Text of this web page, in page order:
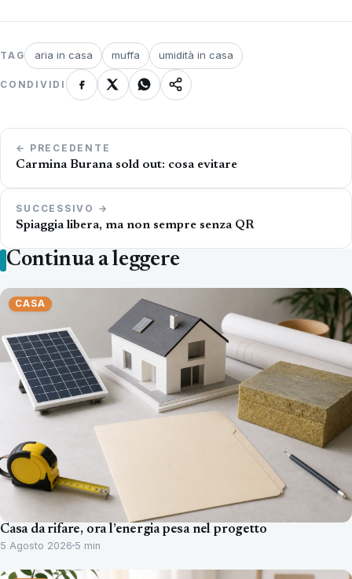
TAG aria in casa muffa umidità in casa
CONDIVIDI
Navigazione
articoli
← PRECEDENTE
Carmina Burana sold out: cosa evitare
SUCCESSIVO →
Spiaggia libera, ma non sempre senza QR
Continua a leggere
CASA
Casa da rifare, ora l’energia pesa nel progetto
5 Agosto 2026 5 min